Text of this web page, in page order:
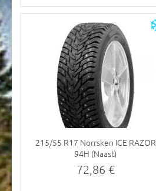
215/55 R17 Norrsken ICE RAZOR
94H (Naast)
72,86 €